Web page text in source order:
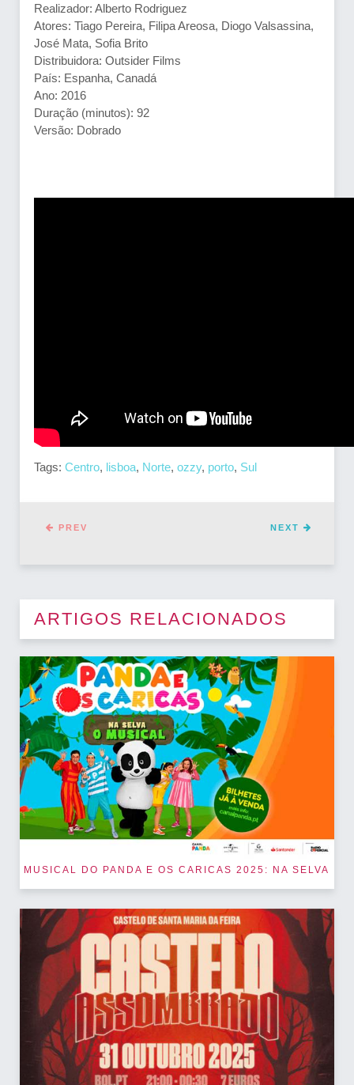
Realizador: Alberto Rodriguez
Atores: Tiago Pereira, Filipa Areosa, Diogo Valsassina,
José Mata, Sofia Brito
Distribuidora: Outsider Films
País: Espanha, Canadá
Ano: 2016
Duração (minutos): 92
Versão: Dobrado
Tags: Centro, lisboa, Norte, ozzy, porto, Sul
NEXT
PREV
ARTIGOS RELACIONADOS
MUSICAL DO PANDA E OS CARICAS 2025: NA SELVA